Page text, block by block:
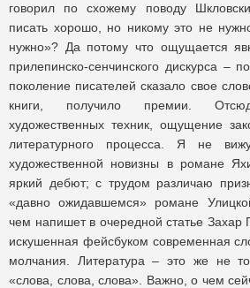
говорил по схожему поводу
писать хорошо, но никому это не
нужно»? Да потому что ощущается
прилепинско-сенчинского дискурса –
поколение писателей сказало свое
книги, получило премии.
художественных техник, ощущение
литературного процесса. Я не
художественной новизны в романе
яркий дебют; с трудом различаю
«давно ожидавшемся» романе
чем напишет в очередной статье
искушенная фейсбуком современная
молчания. Литература – это же не
«слова, слова, слова». Важно, о чем